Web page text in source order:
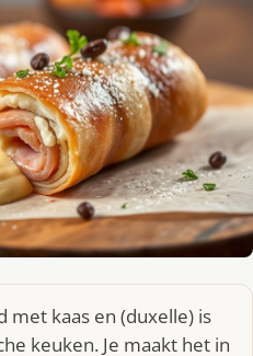
met kaas en (duxelle) is
keuken. Je maakt het in